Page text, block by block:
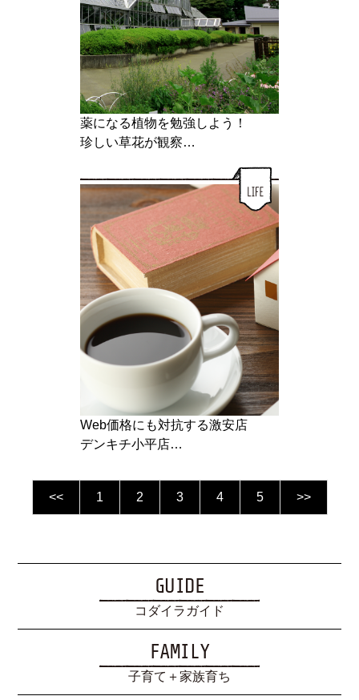
薬になる植物を勉強しよう！
珍しい草花が観察…
Web価格にも対抗する激安店
デンキチ小平店…
<< 1 2 3 4 5 >>
GUIDE
コダイラガイド
FAMILY
子育て＋家族育ち